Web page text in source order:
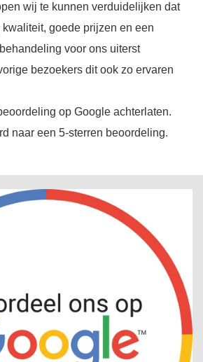
wij te kunnen verduidelijken dat
goede prijzen en een
voor ons uiterst
bezoekers dit ook zo ervaren
op Google achterlaten.
naar een 5-sterren beoordeling.